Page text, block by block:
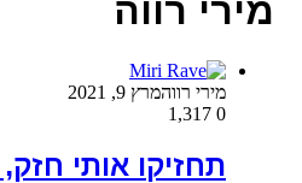
מירי רווה
מירי רווהמרץ 9, 2021
0
תחזיקו אותי